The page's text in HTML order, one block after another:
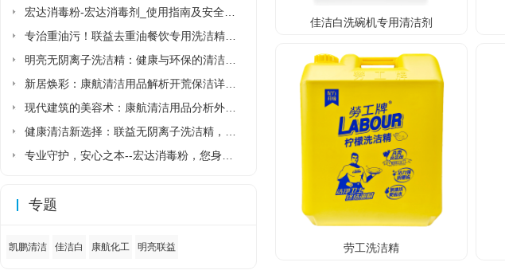
佳洁白洗碗机专用清洁剂
劳工洗洁精
专题
凯鹏清洁 佳洁白 康航化工 明亮联益